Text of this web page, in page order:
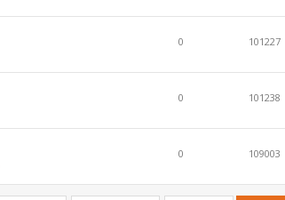
0 101227
0 101238
0 109003